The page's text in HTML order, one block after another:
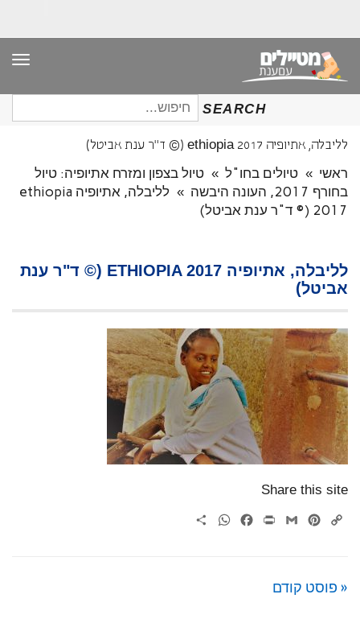
SEARCH
חיפוש
עבור:
לליבלה, אתיופיה ethiopia 2017 (© ד"ר ענת אביטל)
ראשי » טיולים בחו"ל » טיול בצפון ומזרח אתיופיה: טיול
בחורף 2017, העונה היבשה
»
לליבלה, אתיופיה ethiopia
2017 (© ד"ר ענת אביטל)
לליבלה, אתיופיה ETHIOPIA 2017 (© ד"ר ענת
אביטל)
Share this site
Copy
Pinterest
Gmail
Print
Facebook
WhatsApp
« פוסט קודם